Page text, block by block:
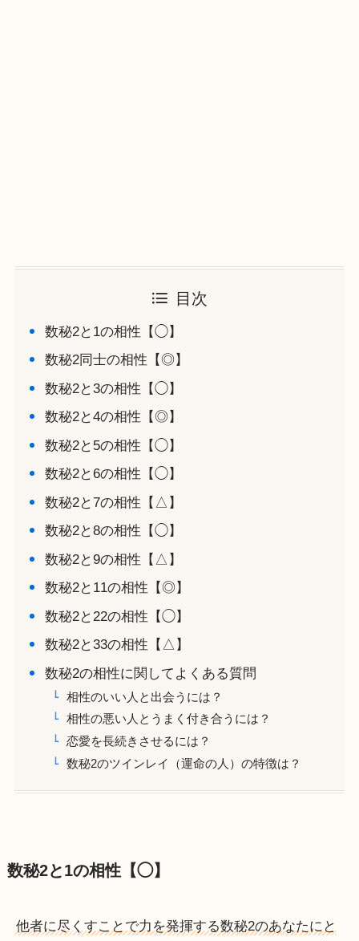
目次
数秘2と1の相性【◯】
数秘2同士の相性【◎】
数秘2と3の相性【◯】
数秘2と4の相性【◎】
数秘2と5の相性【◯】
数秘2と6の相性【◯】
数秘2と7の相性【△】
数秘2と8の相性【◯】
数秘2と9の相性【△】
数秘2と11の相性【◎】
数秘2と22の相性【◯】
数秘2と33の相性【△】
数秘2の相性に関してよくある質問
相性のいい人と出会うには？
相性の悪い人とうまく付き合うには？
恋愛を長続きさせるには？
数秘2のツインレイ（運命の人）の特徴は？
数秘2と1の相性【◯】
他者に尽くすことで力を発揮する数秘2のあなたにと